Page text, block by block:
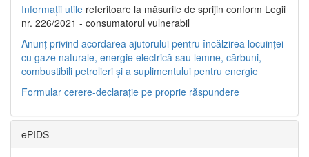
Informații utile referitoare la măsurile de sprijin conform Legii
nr. 226/2021 - consumatorul vulnerabil
Anunț privind acordarea ajutorului pentru încălzirea locuinței
cu gaze naturale, energie electrică sau lemne, cărbuni,
combustibili petrolieri și a suplimentului pentru energie
Formular cerere-declarație pe proprie răspundere
ePIDS